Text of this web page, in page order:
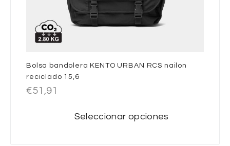
Bolsa bandolera KENTO URBAN RCS nailon
reciclado 15,6
€51,91
Seleccionar opciones